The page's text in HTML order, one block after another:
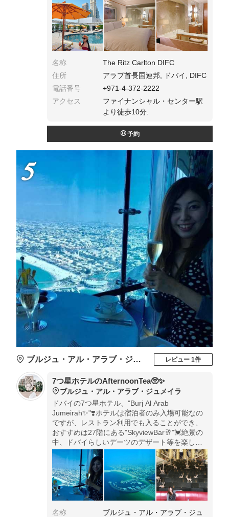
名称
The Ritz Carlton DIFC
住所
アラブ首長国連邦, ドバイ, DIFC
電話番号
+971-4-372-2222
アクセス
ファイナンシャル・センター駅
より徒歩10分.
予約
5
ブルジュ・アル・アラブ・ジュメイラ レビュー 1件
7つ星ホテルのAfternoonTea🥺✨
ブルジュ・アル・アラブ・ジュメイラ
ドバイの7つ星ホテル、"Burj Al Arab
Jumeirah✨"❣️ホテルは宿泊者のみ入場可能なの
ですが、レストラン利用でも入ることができ、
おすすめは27階にある"SkyviewBar🥂"💓絶景の
中、ドバイらしいデーツのデザート等を楽しみ
ながらラグジュアリーな時間が過ごせます🥰
名称
ブルジュ・アル・アラブ・ジュ